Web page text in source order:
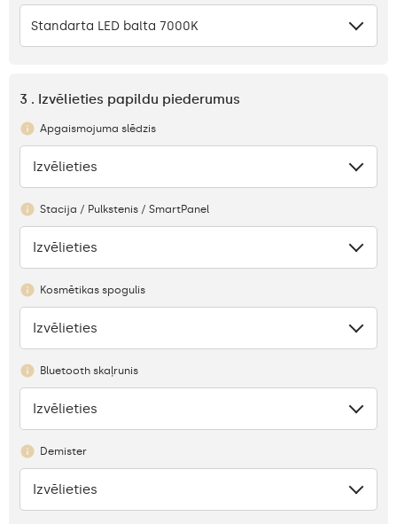
Standarta LED balta 7000K
3 . Izvēlieties papildu piederumus
Apgaismojuma slēdzis
Nav
Izvēlieties
Stacija / Pulkstenis / SmartPanel
Nav
Izvēlieties
Kosmētikas spogulis
Nav
Izvēlieties
Bluetooth skaļrunis
Nav
Izvēlieties
Demister
Nav
Izvēlieties